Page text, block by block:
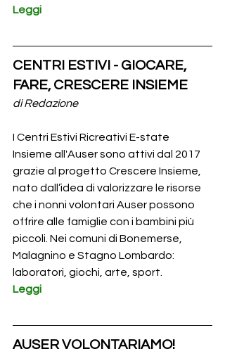
Leggi
CENTRI ESTIVI - GIOCARE,
FARE, CRESCERE INSIEME
di Redazione
I Centri Estivi Ricreativi E-state
Insieme all'Auser sono attivi dal 2017
grazie al progetto Crescere Insieme,
nato dall’idea di valorizzare le risorse
che i nonni volontari Auser possono
offrire alle famiglie con i bambini più
piccoli. Nei comuni di Bonemerse,
Malagnino e Stagno Lombardo:
laboratori, giochi, arte, sport.
Leggi
AUSER VOLONTARIAMO!